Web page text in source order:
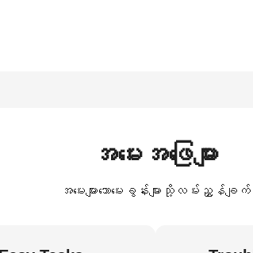
အမေးအဖြေများ
အမေးများသောမေးခွန်းများသို့လမ်းညွှန်ချက်